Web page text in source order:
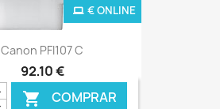
Canon PFI107 C
92,10 €
 COMPRAR
€ ONLINE